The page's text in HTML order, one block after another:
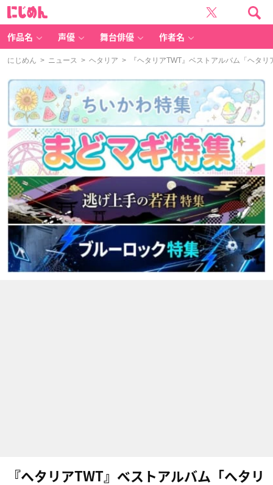
作品名 声優 舞台俳優 作者名
にじめん > ニュース > ヘタリア > 『ヘタリアTWT』ベストアルバム「ヘタ
『ヘタリアTWT』ベストアルバム「ヘタリ